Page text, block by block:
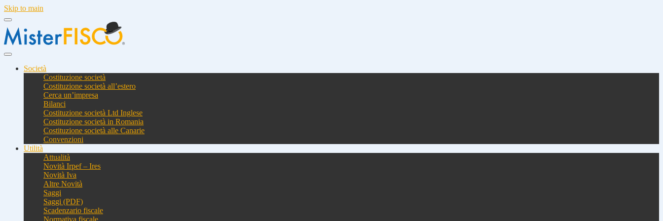
Skip to main
Società
Costituzione società
Costituzione società all’estero
Cerca un’impresa
Bilanci
Costituzione società Ltd Inglese
Costituzione società in Romania
Costituzione società alle Canarie
Convenzioni
Utilità
Attualità
Novità Irpef – Ires
Novità Iva
Altre Novità
Saggi
Saggi (PDF)
Scadenzario fiscale
Normativa fiscale